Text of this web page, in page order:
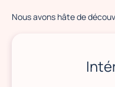
Nous avons hâte de